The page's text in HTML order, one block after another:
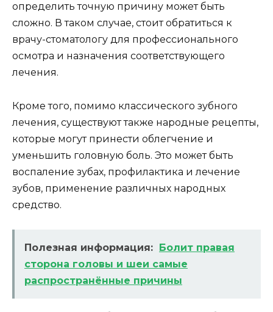
определить точную причину может быть
сложно. В таком случае, стоит обратиться к
врачу-стоматологу для профессионального
осмотра и назначения соответствующего
лечения.
Кроме того, помимо классического зубного
лечения, существуют также народные рецепты,
которые могут принести облегчение и
уменьшить головную боль. Это может быть
воспаление зубах, профилактика и лечение
зубов, применение различных народных
средство.
Полезная информация: Болит правая
сторона головы и шеи самые
распространённые причины